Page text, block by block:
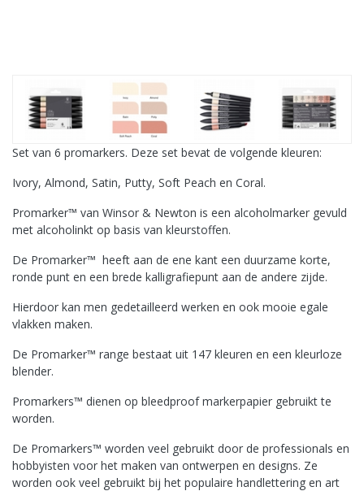
Set van 6 promarkers. Deze set bevat de volgende kleuren:
Ivory, Almond, Satin, Putty, Soft Peach en Coral.
Promarker™ van Winsor & Newton is een alcoholmarker gevuld
met alcoholinkt op basis van kleurstoffen.
De Promarker™ heeft aan de ene kant een duurzame korte,
ronde punt en een brede kalligrafiepunt aan de andere zijde.
Hierdoor kan men gedetailleerd werken en ook mooie egale
vlakken maken.
De Promarker™ range bestaat uit 147 kleuren en een kleurloze
blender.
Promarkers™ dienen op bleedproof markerpapier gebruikt te
worden.
De Promarkers™ worden veel gebruikt door de professionals en
hobbyisten voor het maken van ontwerpen en designs. Ze
worden ook veel gebruikt bij het populaire handlettering en art